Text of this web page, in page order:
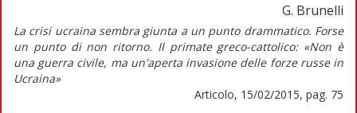
G. Brunelli
La crisi ucraina sembra giunta a un punto drammatico. Forse
un punto di non ritorno. Il primate greco-cattolico: «Non è
una guerra civile, ma un'aperta invasione delle forze russe in
Ucraina»
Articolo, 15/02/2015, pag. 75